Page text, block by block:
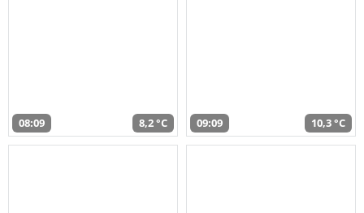
08:09 8,2 °C 09:09 10,3 °C